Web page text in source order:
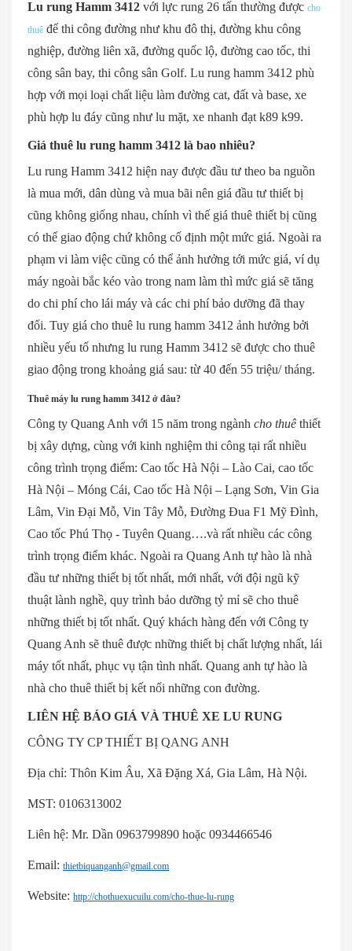
Lu rung Hamm 3412 với lực rung 26 tấn thường được cho
thuê để thi công đường như khu đô thị, đường khu công
nghiệp, đường liên xã, đường quốc lộ, đường cao tốc, thi
công sân bay, thi công sân Golf. Lu rung hamm 3412 phù
hợp với mọi loại chất liệu làm đường cat, đất và base, xe
phù hợp lu đáy cũng như lu mặt, xe nhanh đạt k89 k99.
Giá thuê lu rung hamm 3412 là bao nhiêu?
Lu rung Hamm 3412 hiện nay được đầu tư theo ba nguồn
là mua mới, dân dùng và mua bãi nên giá đầu tư thiết bị
cũng không giống nhau, chính vì thế giá thuê thiết bị cũng
có thể giao động chứ không cố định một mức giá. Ngoài ra
phạm vi làm việc cũng có thể ảnh hưởng tới mức giá, ví dụ
máy ngoài bắc kéo vào trong nam làm thì mức giá sẽ tăng
do chi phí cho lái máy và các chi phí bảo dưỡng đã thay
đổi. Tuy giá cho thuê lu rung hamm 3412 ảnh hưởng bởi
nhiều yếu tố nhưng lu rung Hamm 3412 sẽ được cho thuê
giao động trong khoảng giá sau: từ 40 đến 55 triệu/ tháng.
Thuê máy lu rung hamm 3412 ở đâu?
Công ty Quang Anh với 15 năm trong ngành cho thuê thiết
bị xây dựng, cùng với kinh nghiệm thi công tại rất nhiều
công trình trọng điểm: Cao tốc Hà Nội – Lào Cai, cao tốc
Hà Nội – Móng Cái, Cao tốc Hà Nội – Lạng Sơn, Vin Gia
Lâm, Vin Đại Mỗ, Vin Tây Mỗ, Đường Đua F1 Mỹ Đình,
Cao tốc Phú Thọ - Tuyên Quang….và rất nhiều các công
trình trọng điểm khác. Ngoài ra Quang Anh tự hào là nhà
đầu tư những thiết bị tốt nhất, mới nhất, với đội ngũ kỹ
thuật lành nghề, quy trình bảo dưỡng tỷ mỉ sẽ cho thuê
những thiết bị tốt nhất. Quý khách hàng đến với Công ty
Quang Anh sẽ thuê được những thiết bị chất lượng nhất, lái
máy tốt nhất, phục vụ tận tình nhất. Quang anh tự hào là
nhà cho thuê thiết bị kết nối những con đường.
LIÊN HỆ BÁO GIÁ VÀ THUÊ XE LU RUNG
CÔNG TY CP THIẾT BỊ QANG ANH
Địa chỉ: Thôn Kim Âu, Xã Đặng Xá, Gia Lâm, Hà Nội.
MST: 0106313002
Liên hệ: Mr. Dần 0963799890 hoặc 0934466546
Email: thietbiquanganh@gmail.com
Website: http://chothuexucuilu.com/cho-thue-lu-rung